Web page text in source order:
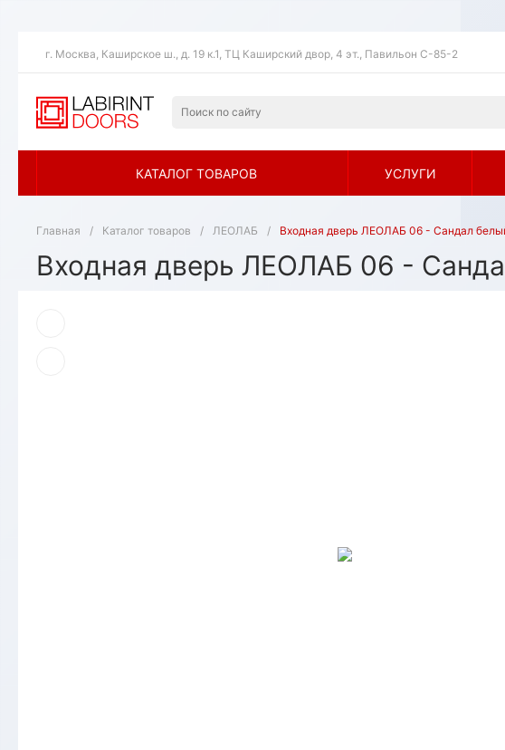
г. Москва, Каширское ш., д. 19 к.1, ТЦ Каширский двор, 4 эт., Павильон C-85-2
КАТАЛОГ ТОВАРОВ УСЛУГИ
Главная / Каталог товаров / ЛЕОЛАБ / Входная дверь ЛЕОЛАБ 06 - Сандал
Входная дверь ЛЕОЛАБ 06 -